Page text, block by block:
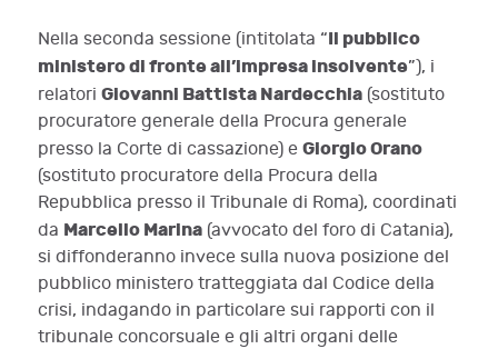
Nella seconda sessione (intitolata “Il pubblico
ministero di fronte all’impresa insolvente”), i
relatori Giovanni Battista Nardecchia (sostituto
procuratore generale della Procura generale
presso la Corte di cassazione) e Giorgio Orano
(sostituto procuratore della Procura della
Repubblica presso il Tribunale di Roma), coordinati
da Marcello Marina (avvocato del foro di Catania),
si diffonderanno invece sulla nuova posizione del
pubblico ministero tratteggiata dal Codice della
crisi, indagando in particolare sui rapporti con il
tribunale concorsuale e gli altri organi delle